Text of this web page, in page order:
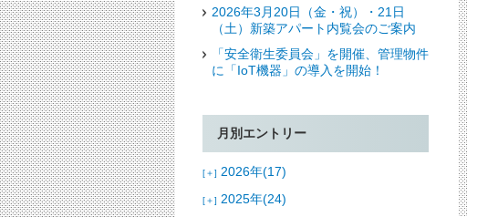
2026年3月20日（金・祝）・21日
（土）新築アパート内覧会のご案内
「安全衛生委員会」を開催、管理物件
に「IoT機器」の導入を開始！
月別エントリー
[＋] 2026年(17)
[＋] 2025年(24)